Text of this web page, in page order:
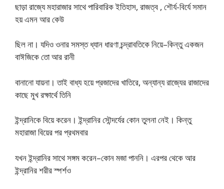
ছাড়া রাজ্যে মহারাজার সাথে পারিবারিক ইতিহাস, রাজত্ব , শৌর্য-বির্যে সমান
হয় এমন আর কেউ
ছিল না। যদিও ওনার সমস্ত ধ্যান ধারণা চন্দ্রাবতিকে নিয়ে–কিন্তু একজন
বাঈজিকে তাে আর রানী
বানানাে যায়না। তাই বাধ্য হয়ে প্রজাদের খাতিরে, অন্যান্য রাজ্যের রাজাদের
কাছে মুখ রক্ষার্থে তিনি
ইন্দ্রানিকে বিয়ে করেন। ইন্দ্রানির সৌন্দর্যের কোন তুলনা নেই। কিন্তু
মহারাজা বিয়ের পর প্রথমবার
যখন ইন্দ্রানির সাথে সঙ্গম করেন–কোন মজা পাননি। এরপর থেকে আর
ইন্দ্রানির শরীর স্পর্শও